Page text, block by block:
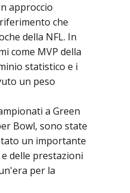
approccio
che
della NFL. In
come MVP della
statistico e i
un peso
a Green
Bowl, sono state
un importante
delle prestazioni
per la